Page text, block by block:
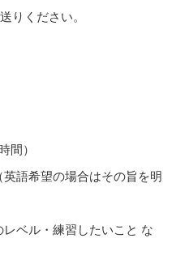
りください。
間）
語希望の場合はその旨を明
ベル・練習したいこと な